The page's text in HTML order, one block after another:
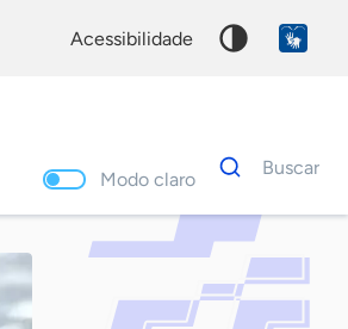
acessibilidade
Modo claro
Dados
para
Buscar
Palavra
chave